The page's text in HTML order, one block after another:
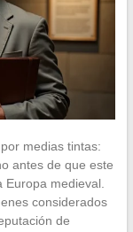
medias tintas:
antes de que este
medieval.
considerados
de